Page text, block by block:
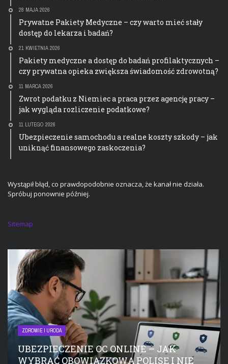
28 MAJA 2026
Prywatne Pakiety Medyczne – czy warto mieć stały
dostęp do lekarza i badań?
21 KWIETNIA 2026
Pakiety medyczne a dostęp do badań profilaktycznych –
czy prywatna opieka zwiększa świadomość zdrowotną?
11 MARCA 2026
Zwrot podatku z Niemiec a praca przez agencję pracy –
jak wygląda rozliczenie podatkowe?
11 LUTEGO 2026
Ubezpieczenie samochodu a realne koszty szkody – jak
uniknąć finansowego zaskoczenia?
Wystąpił błąd, co prawdopodobnie oznacza, że kanał nie działa.
Spróbuj ponownie później.
Sitemap
ZDROWIE I URODA
UBEZPIECZENIE OC ONLINE – JAK
WYBRAĆ OBOWIĄZKOWĄ POLISĘ I NIE